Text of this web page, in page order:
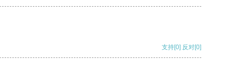
支持[0] 反对[0]